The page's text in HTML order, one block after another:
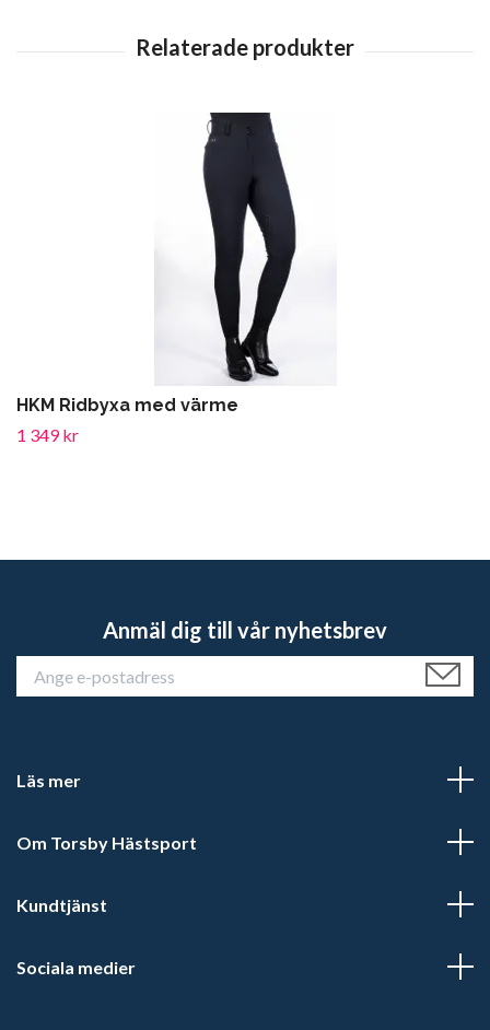
HKM Ridbyxa med värme
1 349 kr
Anmäl dig till vår nyhetsbrev
Läs mer
Om Torsby Hästsport
Kundtjänst
Sociala medier